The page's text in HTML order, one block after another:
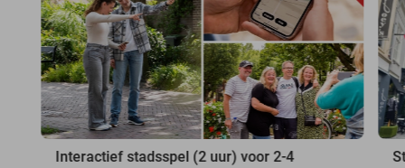
Interactief stadsspel (2 uur) voor 2-4